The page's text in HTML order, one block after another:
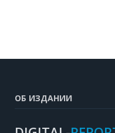
ОБ ИЗДАНИИ